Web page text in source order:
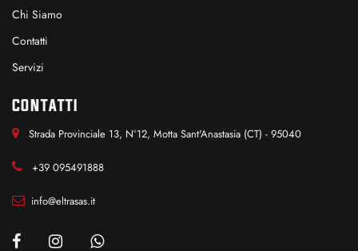
Chi Siamo
Contatti
Servizi
CONTATTI
Strada Provinciale 13, N°12, Motta Sant'Anastasia (CT) - 95040
+39 095491888
info@eltrasas.it